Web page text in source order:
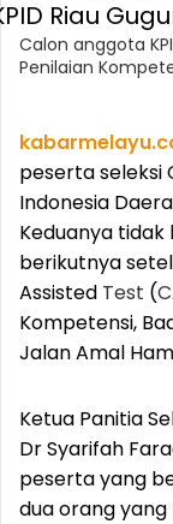
Calon anggota
Penilaian
peserta seleksi
Indonesia
Keduanya
berikutnya
Assisted Test (
Kompetensi,
Jalan Amal
Ketua Panitia
Dr Syarifah
peserta yang
dua orang